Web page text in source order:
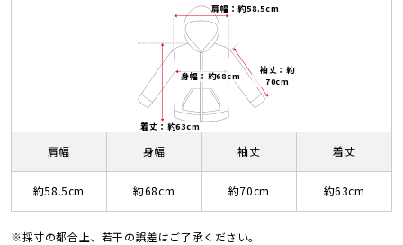
肩幅：約58.5cm
身幅：約68cm
袖丈：約
70cm
着丈：約63cm
肩幅
約58.5cm
身幅
約68cm
袖丈
約70cm
着丈
約63cm
※採寸の都合上、若干の誤差はご了承ください。